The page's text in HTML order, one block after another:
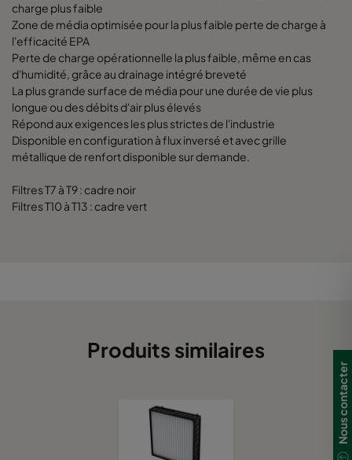
charge plus faible
Zone de média optimisée pour la plus faible perte de charge à
l'efficacité EPA
Perte de charge opérationnelle la plus faible, même en cas
d'humidité, grâce au drainage intégré breveté
La plus grande surface de média pour une durée de vie plus
longue ou des débits d'air plus élevés
Répond aux exigences les plus strictes de l'industrie
Disponible en configuration à flux inversé et avec grille
métallique de renfort disponible sur demande.
Filtres T7 à T9 : cadre noir
Filtres T10 à T13 : cadre vert
Produits similaires
Nous contacter